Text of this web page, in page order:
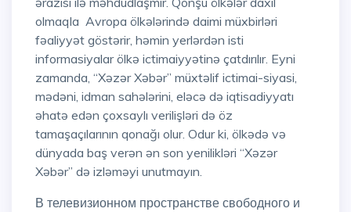
olmaqla Avropa ölkələrində daimi müxbirləri
fəaliyyət göstərir, həmin yerlərdən isti
informasiyalar ölkə ictimaiyyətinə çatdırılır. Eyni
zamanda, “Xəzər Xəbər” müxtəlif ictimai-siyasi,
mədəni, idman sahələrini, eləcə də iqtisadiyyatı
əhatə edən çoxsaylı verilişləri də öz
tamaşaçılarının qonağı olur. Odur ki, ölkədə və
dünyada baş verən ən son yenilikləri “Xəzər
Xəbər” də izləməyi unutmayın.
В телевизионном пространстве свободного и